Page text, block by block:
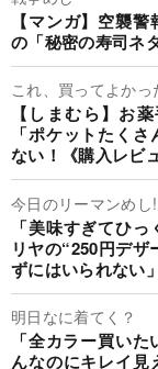
【マンガ】空襲
の「秘密の寿司ネ
これ、買ってよかっ
【しまむら】お
「ポケットたく
ない！《購入レビ
今日のリーマンめし
「美味すぎてひ
リヤの“250円デ
ずにはいられない
明日なに着てく？
「全カラー買い
んなのにキレイ見